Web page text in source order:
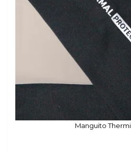
Manguito